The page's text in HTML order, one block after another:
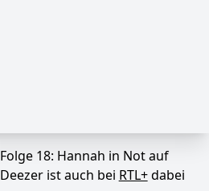
Folge 18: Hannah in Not auf
Deezer ist auch bei RTL+dabei